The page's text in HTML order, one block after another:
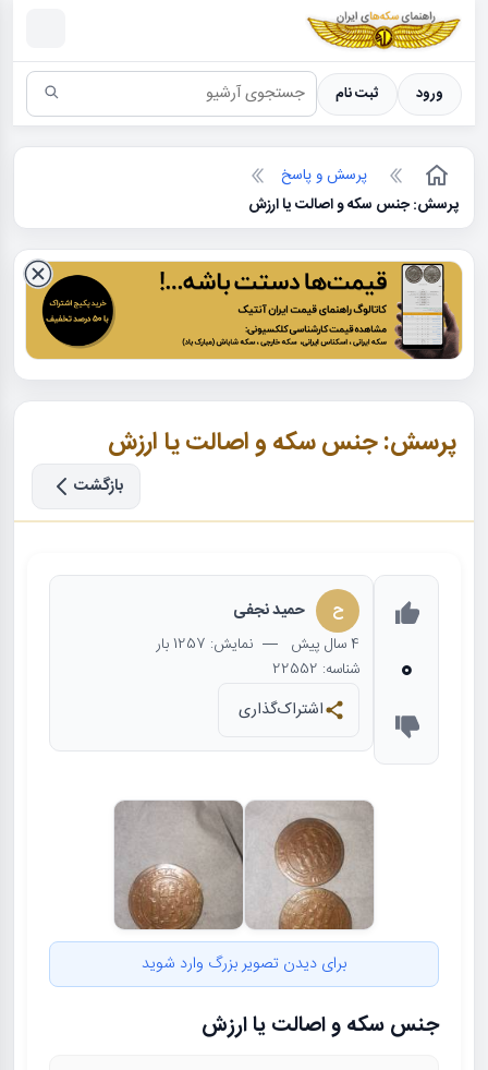
سکه ها ؛ راهنمای سکه شناسی
ورود ثبت نام
پرسش و پاسخ
پرسش: جنس سکه و اصالت یا ارزش
پرسش: جنس سکه و اصالت یا ارزش
بازگشت
0
ح حمید نجفی
4 سال پیش — نمایش: 1257 بار
شناسه: 22552
اشتراک‌گذاری
برای دیدن تصویر بزرگ وارد شوید
جنس سکه و اصالت یا ارزش